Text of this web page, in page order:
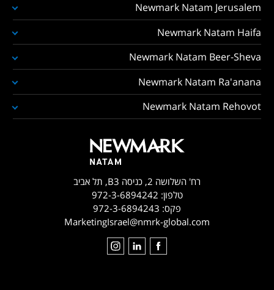
Newmark Natam Jerusalem
Newmark Natam Haifa
Newmark Natam Beer-Sheva
Newmark Natam Ra'anana
Newmark Natam Rehovot
רח' השלושה 2, כניסה B3, תל אביב
טלפון: 972-3-6894242
פקס: 972-3-6894243
MarketingIsrael@nmrk-global.com